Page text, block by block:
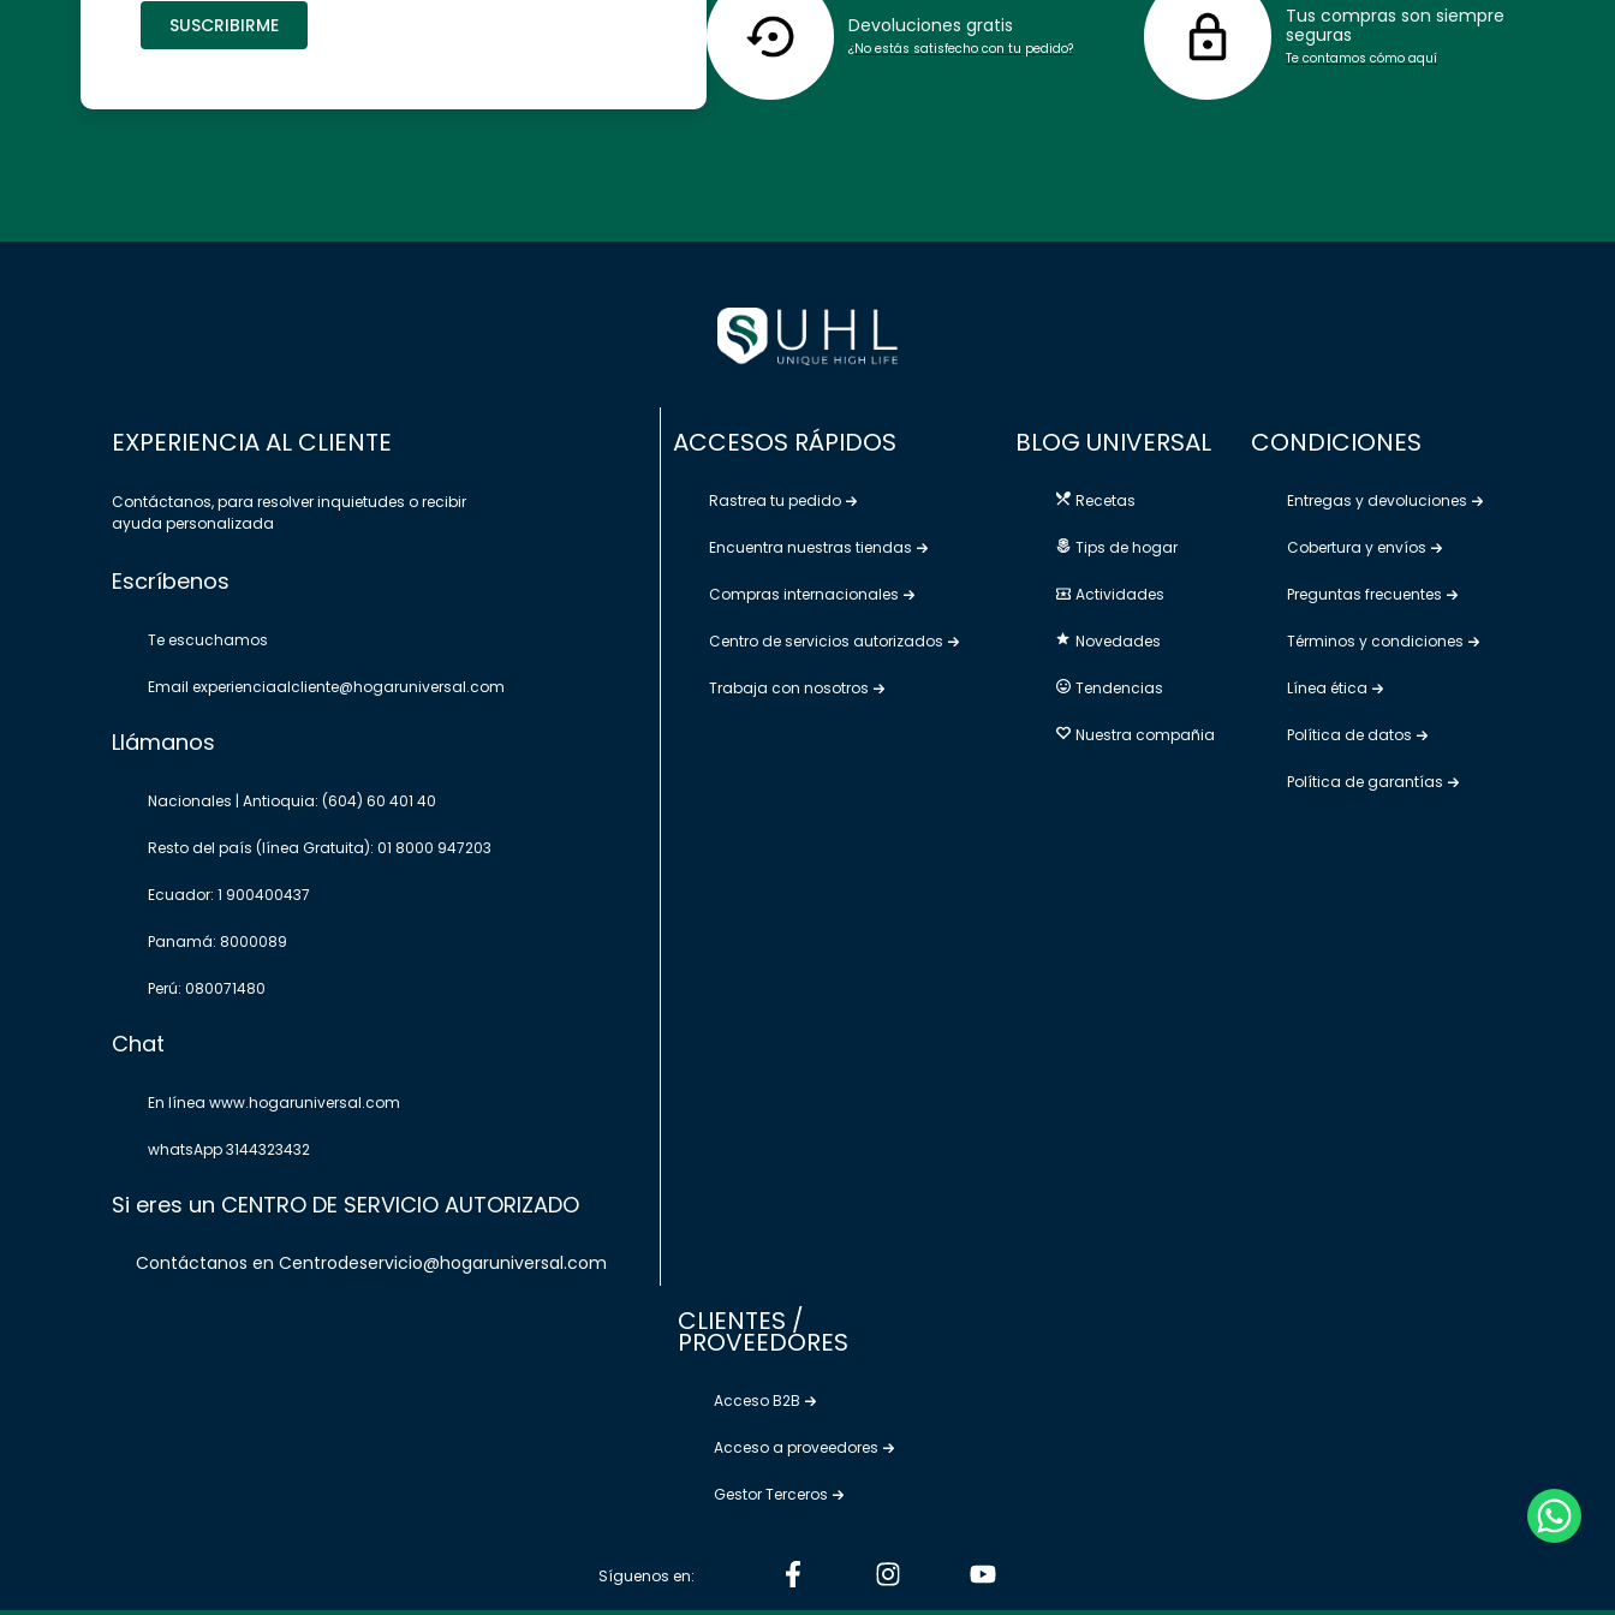
SUSCRIBIRME Devoluciones gratis
¿No estás satisfecho con tu pedido?
Tus compras son siempre
seguras
Te contamos cómo aquí
EXPERIENCIA AL CLIENTE
Contáctanos, para resolver inquietudes o recibir
ayuda personalizada
Escríbenos
Te escuchamos
Email experienciaalcliente@hogaruniversal.com
Llámanos
Nacionales | Antioquia: (604) 60 401 40
Resto del país (línea Gratuita): 01 8000 947203
Ecuador: 1 900400437
Panamá: 8000089
Perú: 080071480
Chat
En línea www.hogaruniversal.com
whatsApp 3144323432
Si eres un CENTRO DE SERVICIO AUTORIZADO
Contáctanos en Centrodeservicio@hogaruniversal.com
ACCESOS RÁPIDOS
Rastrea tu pedido
Encuentra nuestras tiendas
Compras internacionales
Centro de servicios autorizados
Trabaja con nosotros
BLOG UNIVERSAL
Recetas
Tips de hogar
Actividades
Novedades
Tendencias
Nuestra compañia
CONDICIONES
Entregas y devoluciones
Cobertura y envíos
Preguntas frecuentes
Términos y condiciones
Línea ética
Política de datos
Política de garantías
CLIENTES /
PROVEEDORES
Acceso B2B
Acceso a proveedores
Gestor Terceros
Síguenos en: